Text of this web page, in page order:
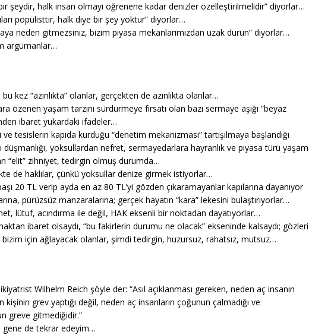
bir şeydir, halk insan olmayı öğrenene kadar denizler özelleştirilmelidir” diyorlar…
popülisttir, halk diye bir şey yoktur” diyorlar…
neden gitmezsiniz, bizim piyasa mekanlarımızdan uzak durun” diyorlar…
argümanlar…
kez “azınlıkta” olanlar, gerçekten de azınlıkta olanlar…
özenen yaşam tarzını sürdürmeye fırsatı olan bazı sermaye aşığı “beyaz
ibaret yukardaki ifadeler…
tesislerin kapıda kurduğu “denetim mekanizması” tartışılmaya başlandığı
düşmanlığı, yoksullardan nefret, sermayedarlara hayranlık ve piyasa türü yaşam
“elit” zihniyet, tedirgin olmuş durumda…
de haklılar, çünkü yoksullar denize girmek istiyorlar…
20 TL verip ayda en az 80 TL’yi gözden çıkaramayanlar kapılarına dayanıyor
pürüzsüz manzaralarına; gerçek hayatın “kara” lekesini bulaştırıyorlar…
lütuf, acındırma ile değil, HAK eksenli bir noktadan dayatıyorlar…
ibaret olsaydı, “bu fakirlerin durumu ne olacak” ekseninde kalsaydı; gözleri
için ağlayacak olanlar, şimdi tedirgin, huzursuz, rahatsız, mutsuz…
Wilhelm Reich şöyle der: “Asıl açıklanması gereken, neden aç insanın
kişinin grev yaptığı değil, neden aç insanların çoğunun çalmadığı ve
greve gitmediğidir.”
gene de tekrar edeyim…